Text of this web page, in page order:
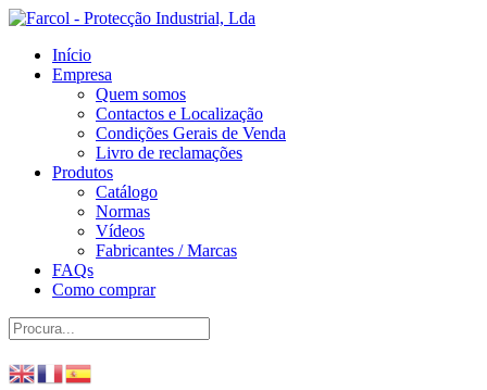
Início
Empresa
Quem somos
Contactos e Localização
Condições Gerais de Venda
Livro de reclamações
Produtos
Catálogo
Normas
Vídeos
Fabricantes / Marcas
FAQs
Como comprar